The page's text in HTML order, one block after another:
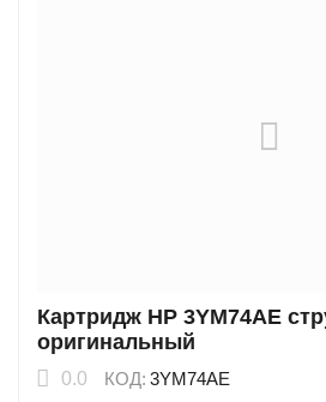
Картридж HP 3YM74AE
оригинальный
0.0 КОД: 3YM74AE